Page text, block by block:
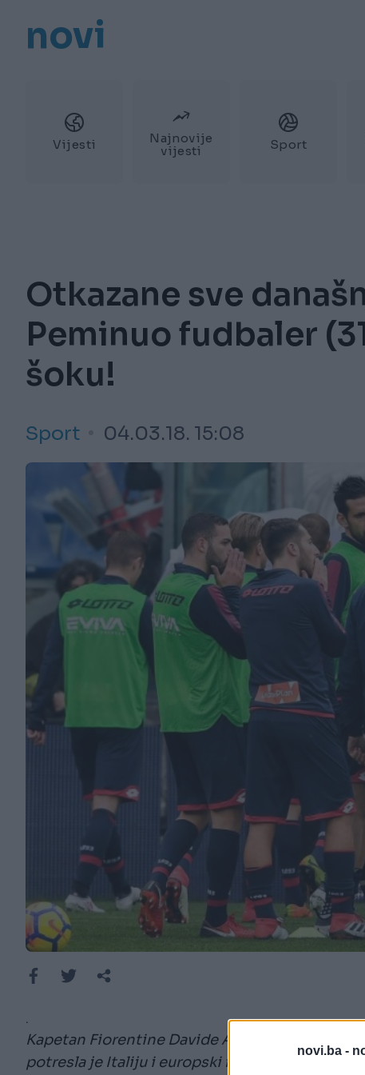
novi.ba -
novi
Vijesti
Najnovije
vijesti
Sport
Otkazane sve
Peminuo fudbaler
šoku!
Sport 04.03.18. 15:08
.
Kapetan Fiorentine Davide Astori preminuo je
potresla je Italiju i europski fudbal.